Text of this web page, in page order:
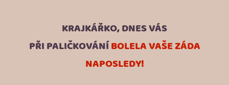
KRAJKÁŘKO, DNES VÁS
PŘI PALIČKOVÁNÍBOLELA VAŠE ZÁDA
NAPOSLEDY!